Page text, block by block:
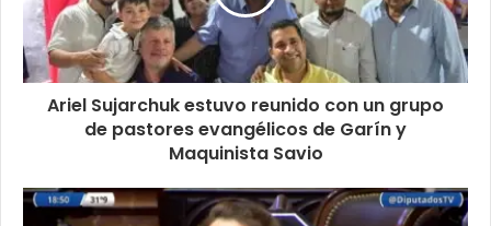
Ariel Sujarchuk estuvo reunido con un grupo
de pastores evangélicos de Garín y
Maquinista Savio